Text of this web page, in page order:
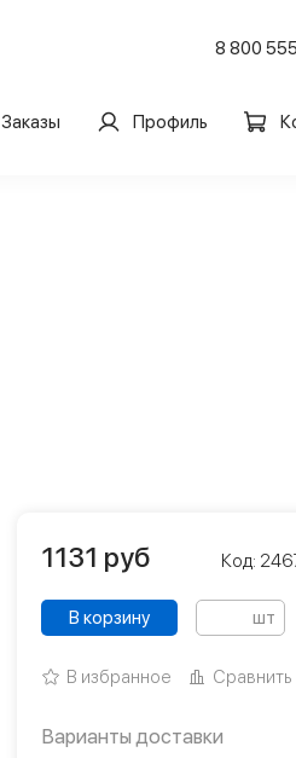
8 800
Заказы Профиль
1131 руб Код:
В корзину шт
В избранное Сравнить
Варианты доставки